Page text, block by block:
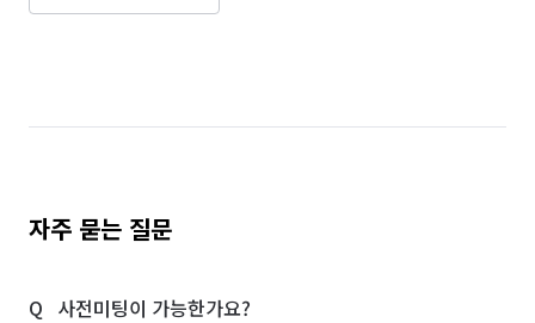
자주 묻는 질문
사전미팅이 가능한가요?